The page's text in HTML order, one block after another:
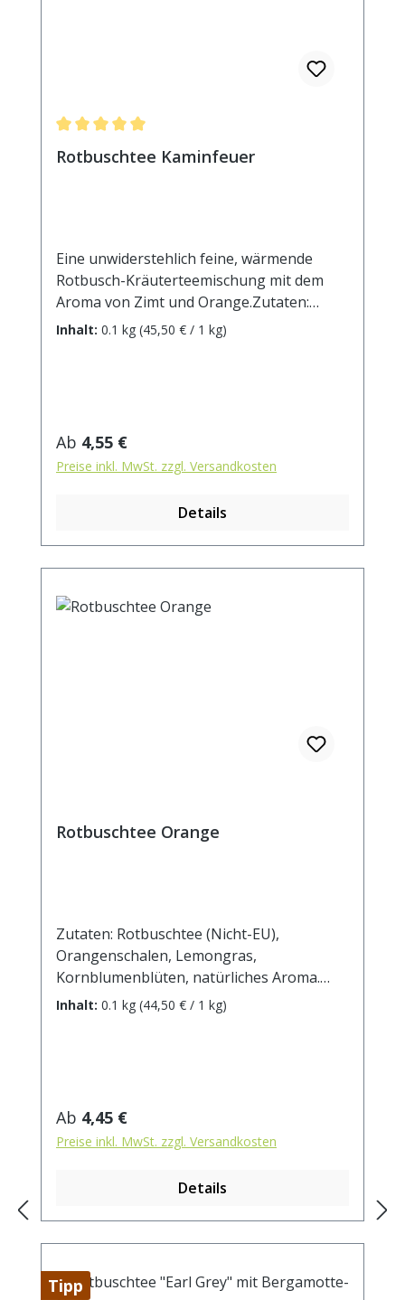
Durchschnittliche Bewertung von 5 von 5 Sternen
Rotbuschtee Kaminfeuer
Eine unwiderstehlich feine, wärmende
Rotbusch-Kräuterteemischung mit dem
Aroma von Zimt und Orange.Zutaten:
Rotbuschtee (Nicht-EU), Weinbeeren,
ca.5 min.
Inhalt: 0.1 kg (45,50 € / 1 kg)
Regulärer Preis:
Ab 4,55 €
Preise inkl. MwSt. zzgl. Versandkosten
Details
Rotbuschtee Orange
Zutaten: Rotbuschtee (Nicht-EU),
Orangenschalen, Lemongras,
Kornblumenblüten, natürliches Aroma.
Zubereitung: ca. 10g Tee mit 1 l.
Inhalt: 0.1 kg (44,50 € / 1 kg)
Regulärer Preis:
Ab 4,45 €
Preise inkl. MwSt. zzgl. Versandkosten
Details
Tipp